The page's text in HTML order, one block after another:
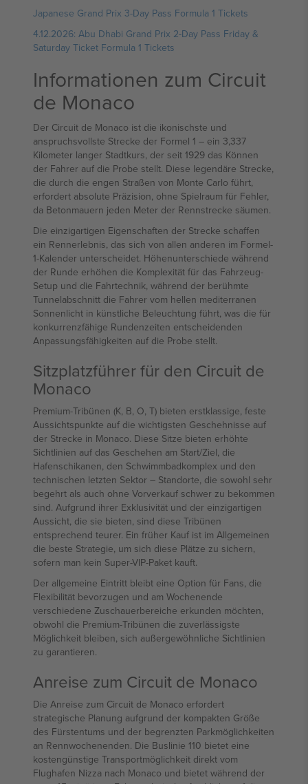
Japanese Grand Prix 3-Day Pass Formula 1 Tickets
4.12.2026: Abu Dhabi Grand Prix 2-Day Pass Friday &
Saturday Ticket Formula 1 Tickets
Informationen zum Circuit
de Monaco
Der Circuit de Monaco ist die ikonischste und
anspruchsvollste Strecke der Formel 1 – ein 3,337
Kilometer langer Stadtkurs, der seit 1929 das Können
der Fahrer auf die Probe stellt. Diese legendäre Strecke,
die durch die engen Straßen von Monte Carlo führt,
erfordert absolute Präzision, ohne Spielraum für Fehler,
da Betonmauern jeden Meter der Rennstrecke säumen.
Die einzigartigen Eigenschaften der Strecke schaffen
ein Rennerlebnis, das sich von allen anderen im Formel-
1-Kalender unterscheidet. Höhenunterschiede während
der Runde erhöhen die Komplexität für das Fahrzeug-
Setup und die Fahrtechnik, während der berühmte
Tunnelabschnitt die Fahrer vom hellen mediterranen
Sonnenlicht in künstliche Beleuchtung führt, was die für
konkurrenzfähige Rundenzeiten entscheidenden
Anpassungsfähigkeiten auf die Probe stellt.
Sitzplatzführer für den Circuit de
Monaco
Premium-Tribünen (K, B, O, T) bieten erstklassige, feste
Aussichtspunkte auf die wichtigsten Geschehnisse auf
der Strecke in Monaco. Diese Sitze bieten erhöhte
Sichtlinien auf das Geschehen am Start/Ziel, die
Hafenschikanen, den Schwimmbadkomplex und den
technischen letzten Sektor – Standorte, die sowohl sehr
begehrt als auch ohne Vorverkauf schwer zu bekommen
sind. Aufgrund ihrer Exklusivität und der einzigartigen
Aussicht, die sie bieten, sind diese Tribünen
entsprechend teurer. Ein früher Kauf ist im Allgemeinen
die beste Strategie, um sich diese Plätze zu sichern,
sofern man kein Super-VIP-Paket kauft.
Der allgemeine Eintritt bleibt eine Option für Fans, die
Flexibilität bevorzugen und am Wochenende
verschiedene Zuschauerbereiche erkunden möchten,
obwohl die Premium-Tribünen die zuverlässigste
Möglichkeit bleiben, sich außergewöhnliche Sichtlinien
zu garantieren.
Anreise zum Circuit de Monaco
Die Anreise zum Circuit de Monaco erfordert
strategische Planung aufgrund der kompakten Größe
des Fürstentums und der begrenzten Parkmöglichkeiten
an Rennwochenenden. Die Buslinie 110 bietet eine
kostengünstige Transportmöglichkeit direkt vom
Flughafen Nizza nach Monaco und bietet während der